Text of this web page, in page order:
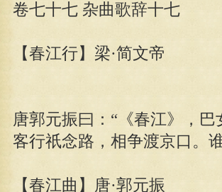
卷七十七 杂曲歌辞十七
【春江行】梁·简文帝
唐郭元振曰：“《春江》，巴
客行祇念路，相争渡京口。
【春江曲】唐·郭元振